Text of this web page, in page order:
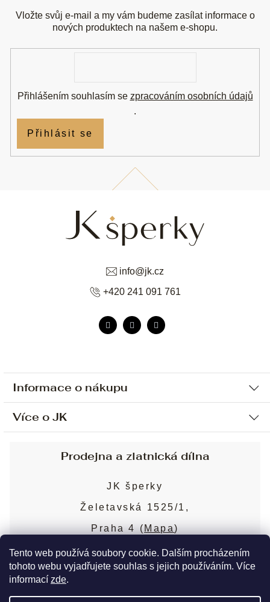
Tento web používá soubory cookie. Dalším procházením
tohoto webu vyjadřujete souhlas s jejich používáním. Více
informací zde.
Informace o nákupu
Ochrana osobních údajů
Sjednání osobní schůzky
Obchodní podmínky
Puncovní značky
Více o JK
Blog
Nejčastější dotazy
info@jk.cz
+420 241 091 761
Vložte svůj e-mail a my vám budeme zasílat informace o
nových produktech na našem e-shopu.
Přihlášením souhlasím se zpracováním osobních údajů
.
Přihlásit se
Prodejna a zlatnická dílna
JK šperky
Želetavská 1525/1,
Praha 4 (Mapa)
Více o prodejně
Copyright 2026JK šperky. Všechna práva